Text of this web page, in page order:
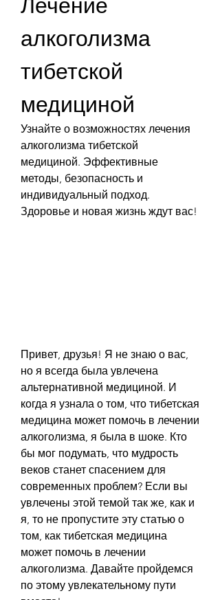
Лечение
алкоголизма
тибетской
медициной
Узнайте о возможностях лечения
алкоголизма тибетской
медициной. Эффективные
методы, безопасность и
индивидуальный подход.
Здоровье и новая жизнь ждут вас!
Привет, друзья! Я не знаю о вас,
но я всегда была увлечена
альтернативной медициной. И
когда я узнала о том, что тибетская
медицина может помочь в лечении
алкоголизма, я была в шоке. Кто
бы мог подумать, что мудрость
веков станет спасением для
современных проблем? Если вы
увлечены этой темой так же, как и
я, то не пропустите эту статью о
том, как тибетская медицина
может помочь в лечении
алкоголизма. Давайте пройдемся
по этому увлекательному пути